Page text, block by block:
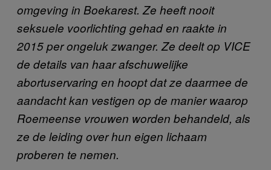
omgeving in Boekarest. Ze heeft nooit
seksuele voorlichting gehad en raakte in
2015 per ongeluk zwanger. Ze deelt op VICE
de details van haar afschuwelijke
abortuservaring en hoopt dat ze daarmee de
aandacht kan vestigen op de manier waarop
Roemeense vrouwen worden behandeld, als
ze de leiding over hun eigen lichaam
proberen te nemen.